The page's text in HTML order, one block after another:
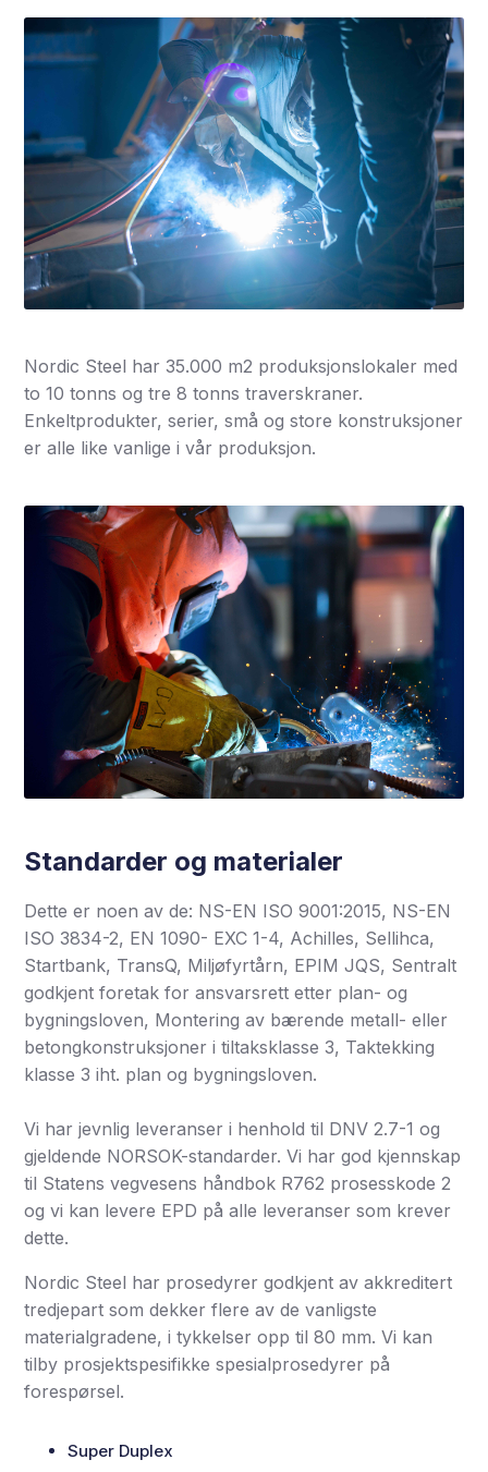
Nordic Steel har 35.000 m2 produksjonslokaler med
to 10 tonns og tre 8 tonns traverskraner.
Enkeltprodukter, serier, små og store konstruksjoner
er alle like vanlige i vår produksjon.
Standarder og materialer
Dette er noen av de: NS-EN ISO 9001:2015, NS-EN
ISO 3834-2, EN 1090- EXC 1-4, Achilles, Sellihca,
Startbank, TransQ, Miljøfyrtårn, EPIM JQS, Sentralt
godkjent foretak for ansvarsrett etter plan- og
bygningsloven, Montering av bærende metall- eller
betongkonstruksjoner i tiltaksklasse 3, Taktekking
klasse 3 iht. plan og bygningsloven.
Vi har jevnlig leveranser i henhold til DNV 2.7-1 og
gjeldende NORSOK-standarder. Vi har god kjennskap
til Statens vegvesens håndbok R762 prosesskode 2
og vi kan levere EPD på alle leveranser som krever
dette.
Nordic Steel har prosedyrer godkjent av akkreditert
tredjepart som dekker flere av de vanligste
materialgradene, i tykkelser opp til 80 mm. Vi kan
tilby prosjektspesifikke spesialprosedyrer på
forespørsel.
Super Duplex